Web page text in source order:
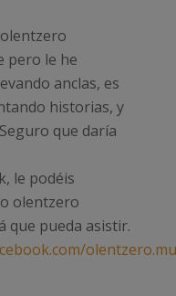
pero le he
anclas, es
historias, y
que daría
le podéis
olentzero
que pueda asistir.